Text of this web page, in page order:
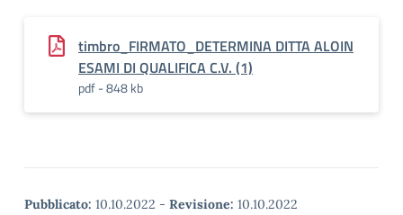
timbro_FIRMATO_DETERMINA DITTA ALOIN
ESAMI DI QUALIFICA C.V. (1)
pdf - 848 kb
Pubblicato: 10.10.2022 - Revisione: 10.10.2022